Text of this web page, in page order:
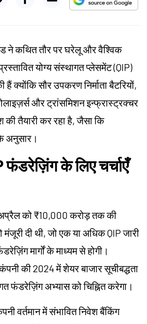
ने कथित तौर पर घरेलू और वैश्विक
योग्य संस्थागत प्लेसमेंट (QIP)
क्योंकि सौर उपकरण निर्माता बैटरियों,
और ट्रांसमिशन इन्फ्रास्ट्रक्चर
की तैयारी कर रहा है, जैसा कि
अनुसार।
फंडरेज़िंग के लिए चर्चाएँ
अप्रैल को ₹10,000 करोड़ तक की
दी थी, जो एक या अधिक QIP जारी
मार्गों के माध्यम से होगी।
की 2024 में शेयर बाजार सूचीबद्धता
फंडरेज़िंग अभ्यास को चिह्नित करेगा।
वर्तमान में संभावित निवेश बैंकिंग